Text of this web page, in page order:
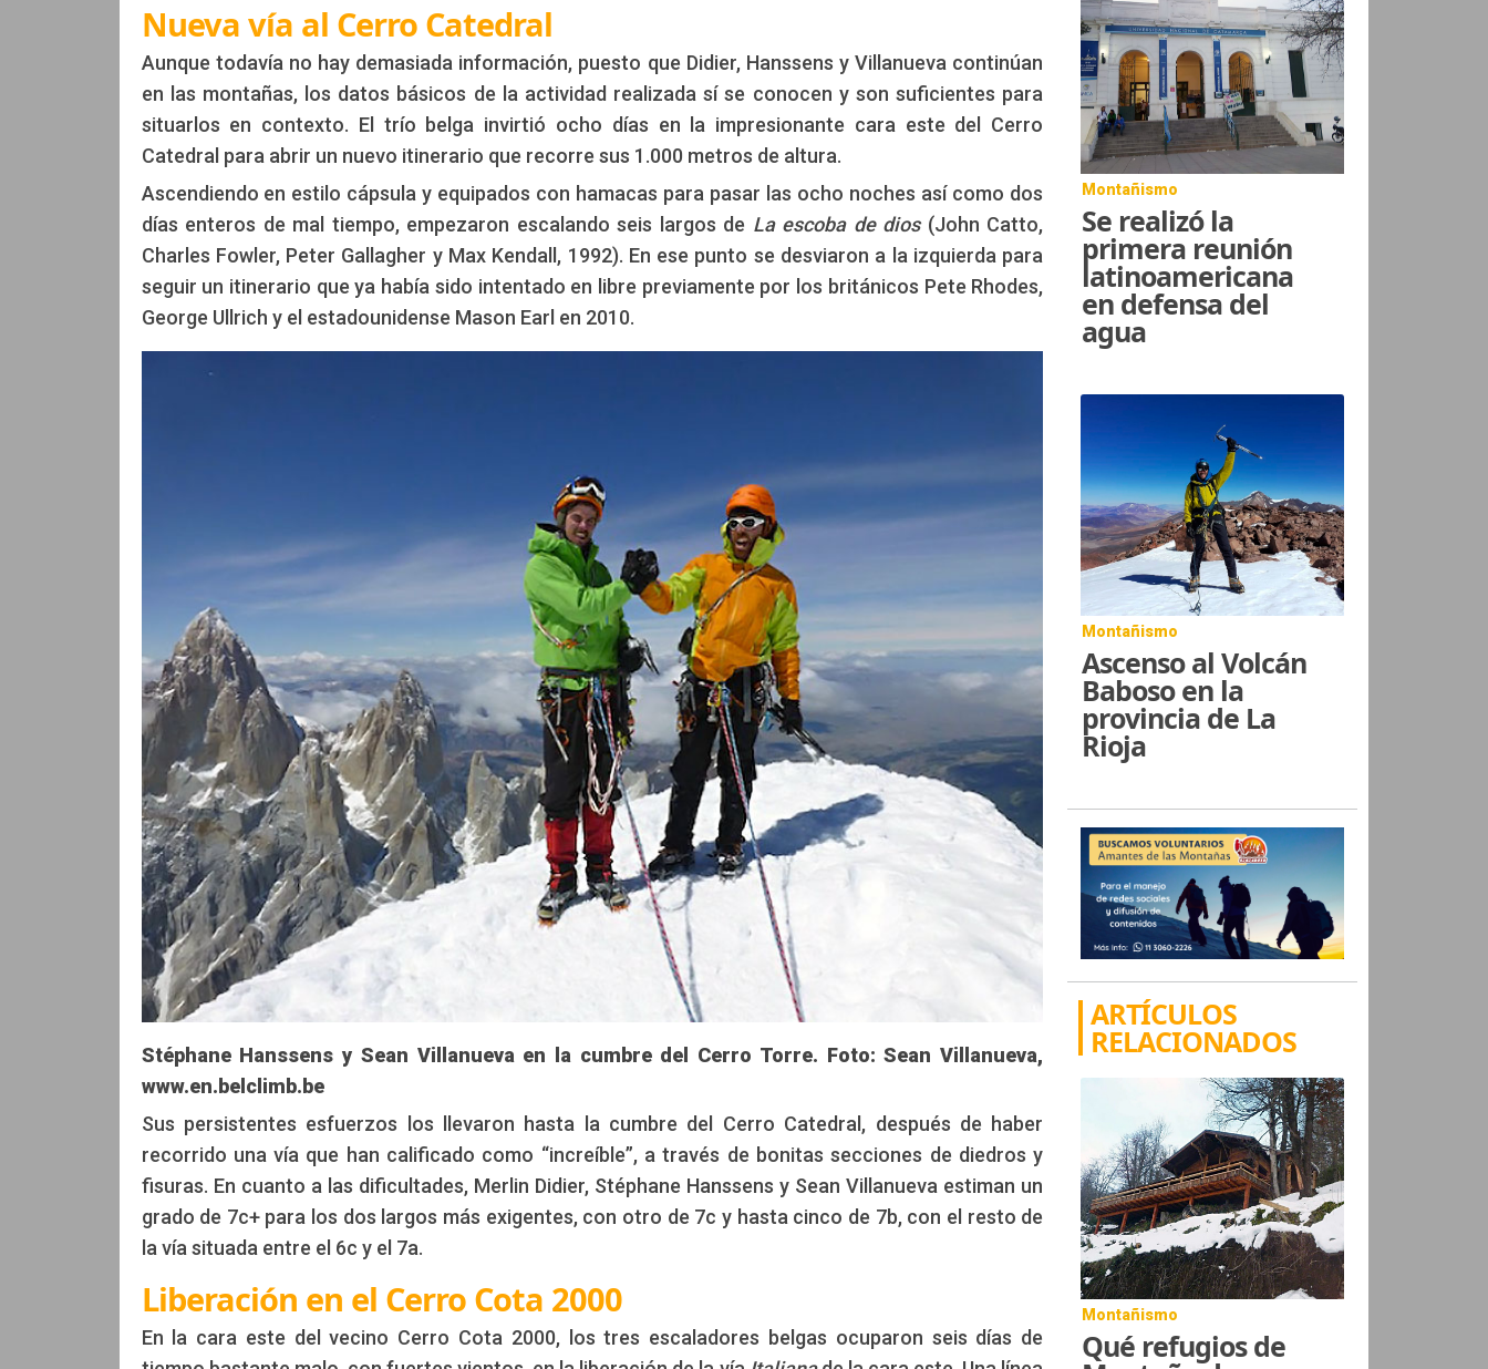
Nueva vía al Cerro Catedral
Aunque todavía no hay demasiada información, puesto que Didier, Hanssens y Villanueva continúan
en las montañas, los datos básicos de la actividad realizada sí se conocen y son suficientes para
situarlos en contexto. El trío belga invirtió ocho días en la impresionante cara este del Cerro
Catedral para abrir un nuevo itinerario que recorre sus 1.000 metros de altura.
Ascendiendo en estilo cápsula y equipados con hamacas para pasar las ocho noches así como dos
días enteros de mal tiempo, empezaron escalando seis largos de La escoba de dios(John Catto,
Charles Fowler, Peter Gallagher y Max Kendall, 1992). En ese punto se desviaron a la izquierda para
seguir un itinerario que ya había sido intentado en libre previamente por los británicos Pete Rhodes,
George Ullrich y el estadounidense Mason Earl en 2010.
Stéphane Hanssens y Sean Villanueva en la cumbre del Cerro Torre. Foto: Sean Villanueva,
www.en.belclimb.be
Sus persistentes esfuerzos los llevaron hasta la cumbre del Cerro Catedral, después de haber
recorrido una vía que han calificado como “increíble”, a través de bonitas secciones de diedros y
fisuras. En cuanto a las dificultades, Merlin Didier, Stéphane Hanssens y Sean Villanueva estiman un
grado de 7c+ para los dos largos más exigentes, con otro de 7c y hasta cinco de 7b, con el resto de
la vía situada entre el 6c y el 7a.
Liberación en el Cerro Cota 2000
En la cara este del vecino Cerro Cota 2000, los tres escaladores belgas ocuparon seis días de
Montañismo
Se realizó la
primera reunión
latinoamericana
en defensa del
agua
Montañismo
Ascenso al Volcán
Baboso en la
provincia de La
Rioja
ARTÍCULOS
RELACIONADOS
Montañismo
Qué refugios de